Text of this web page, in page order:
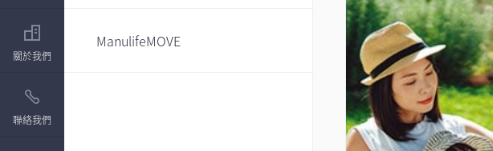
關於我們
聯絡我們
ManulifeMOVE